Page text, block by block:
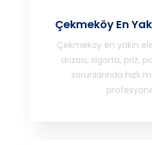
Çekmeköy En
Çekmeköy en yakın
arızası, sigorta, priz,
sorunlarında hızlı